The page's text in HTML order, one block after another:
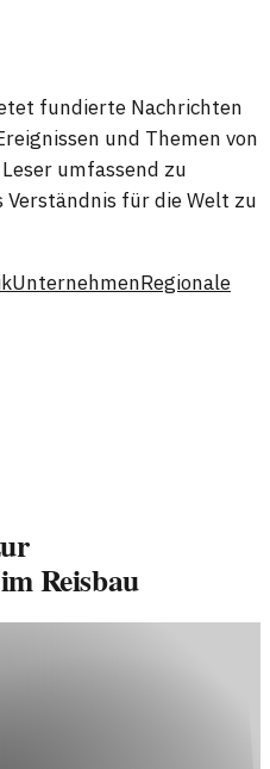
fundierte Nachrichten
und Themen von
umfassend zu
für die Welt zu
UnternehmenRegionale
Reisbau